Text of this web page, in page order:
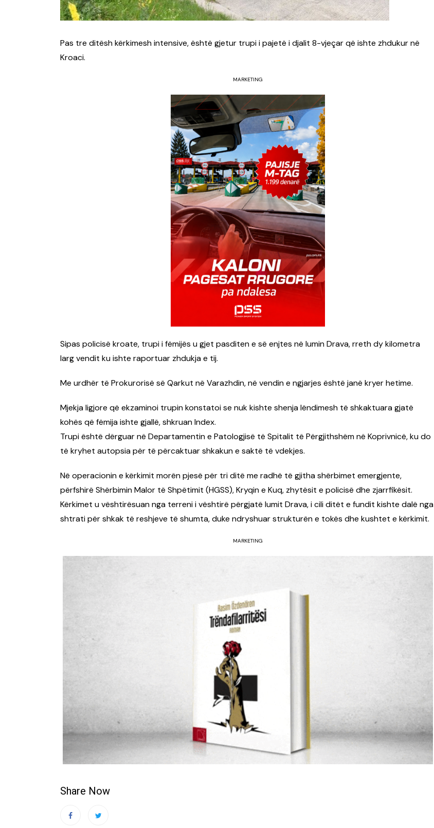
Pas tre ditësh kërkimesh intensive, është gjetur trupi i pajetë i djalit 8-vjeçar që ishte zhdukur në
Kroaci.
MARKETING
Sipas policisë kroate, trupi i fëmijës u gjet pasditen e së enjtes në lumin Drava, rreth dy kilometra
larg vendit ku ishte raportuar zhdukja e tij.
Me urdhër të Prokurorisë së Qarkut në Varazhdin, në vendin e ngjarjes është janë kryer hetime.
Mjekja ligjore që ekzaminoi trupin konstatoi se nuk kishte shenja lëndimesh të shkaktuara gjatë
kohës që fëmija ishte gjallë, shkruan Index.
Trupi është dërguar në Departamentin e Patologjisë të Spitalit të Përgjithshëm në Koprivnicë, ku do
të kryhet autopsia për të përcaktuar shkakun e saktë të vdekjes.
Në operacionin e kërkimit morën pjesë për tri ditë me radhë të gjitha shërbimet emergjente,
përfshirë Shërbimin Malor të Shpëtimit (HGSS), Kryqin e Kuq, zhytësit e policisë dhe zjarrfikësit.
Kërkimet u vështirësuan nga terreni i vështirë përgjatë lumit Drava, i cili ditët e fundit kishte dalë nga
shtrati për shkak të reshjeve të shumta, duke ndryshuar strukturën e tokës dhe kushtet e kërkimit.
MARKETING
Share Now